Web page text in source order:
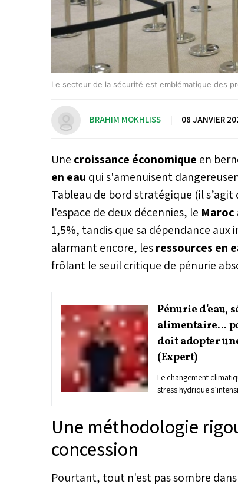
Le secteur de la sécurité est emblématique des
BRAHIM MOKHLISS 08 JANVIER
Une croissance économique en
en eau qui s'amenuisent
Tableau de bord stratégique (il
l'espace de deux décennies, le Maroc
1,5%, tandis que sa dépendance aux
alarmant encore, lesressources en
frôlant le seuil critique de pénurie
Pénurie d'eau,
alimentaire...
doit adopter
(Expert)
Le changement
stress hydrique
catastrophes
développement
Une méthodologie
concession
Pourtant, tout n'est pas sombre